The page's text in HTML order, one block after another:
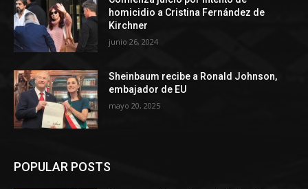
homicidio a Cristina Fernández de
Kirchner
junio 26, 2024
Sheinbaum recibe a Ronald Johnson,
embajador de EU
mayo 20, 2025
POPULAR POSTS